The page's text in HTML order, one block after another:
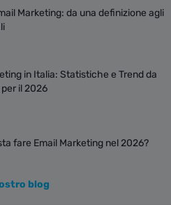
Marketing: da una definizione agli
in Italia: Statistiche e Trend da
il 2026
fare Email Marketing nel 2026?
blog